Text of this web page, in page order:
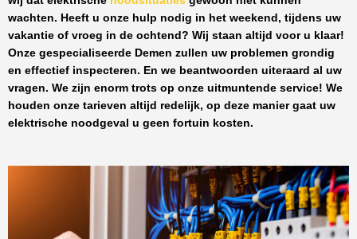
wachten. Heeft u onze hulp nodig in het weekend, tijdens uw
vakantie of vroeg in de ochtend? Wij staan altijd voor u klaar!
Onze gespecialiseerde Demen zullen uw problemen grondig
en effectief inspecteren. En we beantwoorden uiteraard al uw
vragen. We zijn enorm trots op onze uitmuntende service! We
houden onze tarieven altijd redelijk, op deze manier gaat uw
elektrische noodgeval u geen fortuin kosten.